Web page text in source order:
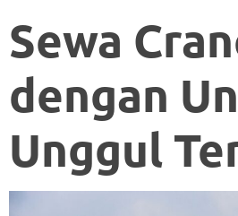
Sewa
dengan
Unggul